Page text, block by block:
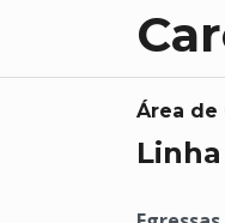
Área de